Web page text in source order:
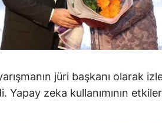
Gümüşhane
Hakkari
Isparta
jüri başkanı olarak
Yapay zeka kullanımının